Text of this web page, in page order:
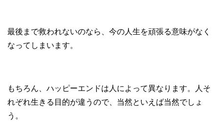
最後まで救われないのなら、今の人生を頑張る意味がなく
なってしまいます。
もちろん、ハッピーエンドは人によって異なります。人そ
れぞれ生きる目的が違うので、当然といえば当然でしょ
う。